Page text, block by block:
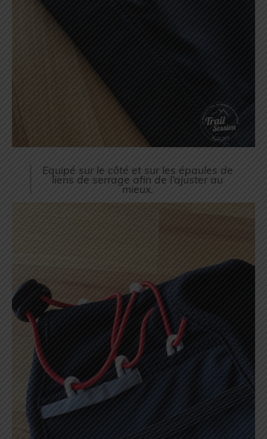
Equipé sur le côté et sur les épaules de
liens de serrage afin de l’ajuster au
mieux.